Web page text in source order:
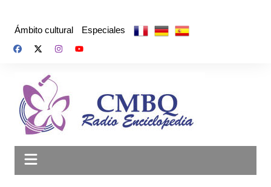
Ámbito cultural Especiales